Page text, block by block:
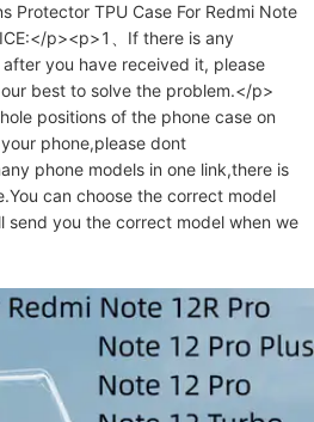
Protector TPU Case For Redmi Note
you have received it, please
best to solve the problem.</p>
positions of the phone case on
phone,please dont
phone models in one link,there is
can choose the correct model
send you the correct model when we